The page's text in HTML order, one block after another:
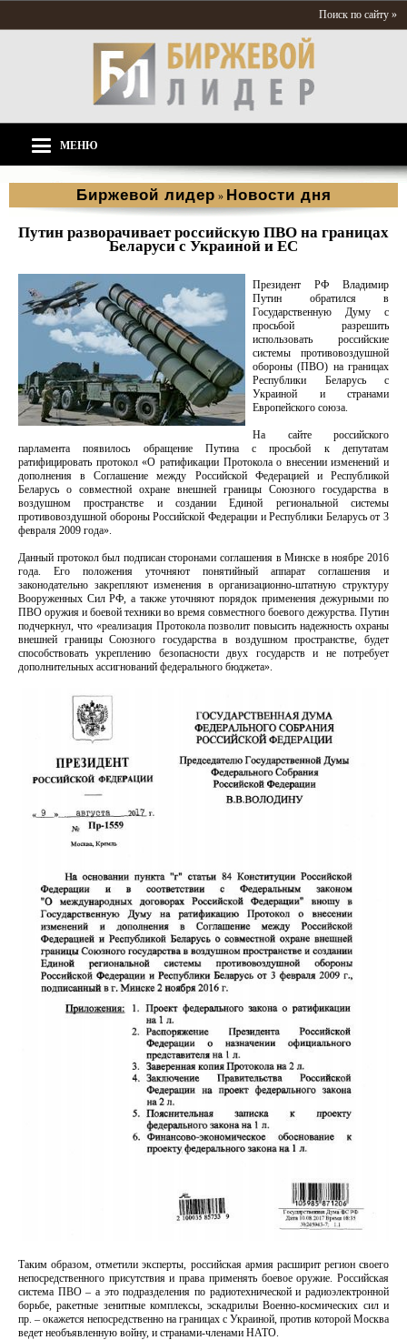
Поиск по сайту »
МЕНЮ
Биржевой лидер » Новости дня
Путин разворачивает российскую ПВО на границах
Беларуси с Украиной и ЕС
Президент РФ Владимир
Путин обратился в
Государственную Думу с
просьбой разрешить
использовать российские
системы противовоздушной
обороны (ПВО) на границах
Республики Беларусь с
Украиной и странами
Европейского союза.
На сайте российского
парламента появилось обращение Путина с просьбой к депутатам
ратифицировать протокол «О ратификации Протокола о внесении изменений и
дополнения в Соглашение между Российской Федерацией и Республикой
Беларусь о совместной охране внешней границы Союзного государства в
воздушном пространстве и создании Единой региональной системы
противовоздушной обороны Российской Федерации и Республики Беларусь от 3
февраля 2009 года».
Данный протокол был подписан сторонами соглашения в Минске в ноябре 2016
года. Его положения уточняют понятийный аппарат соглашения и
законодательно закрепляют изменения в организационно-штатную структуру
Вооруженных Сил РФ, а также уточняют порядок применения дежурными по
ПВО оружия и боевой техники во время совместного боевого дежурства. Путин
подчеркнул, что «реализация Протокола позволит повысить надежность охраны
внешней границы Союзного государства в воздушном пространстве, будет
способствовать укреплению безопасности двух государств и не потребует
дополнительных ассигнований федерального бюджета».
Таким образом, отметили эксперты, российская армия расширит регион своего
непосредственного присутствия и права применять боевое оружие. Российская
система ПВО – а это подразделения по радиотехнической и радиоэлектронной
борьбе, ракетные зенитные комплексы, эскадрильи Военно-космических сил и
пр. – окажется непосредственно на границах с Украиной, против которой Москва
ведет необъявленную войну, и странами-членами НАТО.